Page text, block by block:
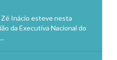
Inácio esteve nesta
da Executiva Nacional do